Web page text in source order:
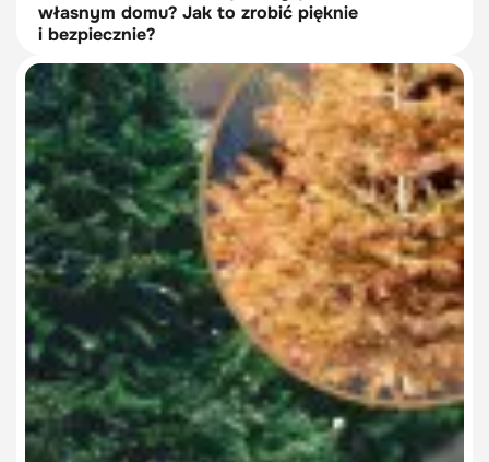
własnym domu? Jak to zrobić pięknie
i bezpiecznie?